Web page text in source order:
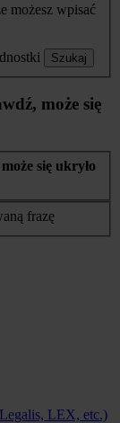
możesz wpisać
Szukaj
może się
się ukryło
frazę
LEX, etc.)